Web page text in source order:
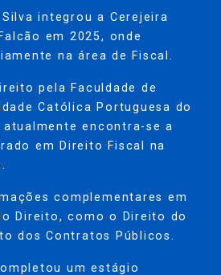
integrou a Cerejeira
em 2025, onde
na área de Fiscal.
pela Faculdade de
Católica Portuguesa do
encontra-se a
em Direito Fiscal na
complementares em
Direito, como o Direito do
dos Contratos Públicos.
um estágio